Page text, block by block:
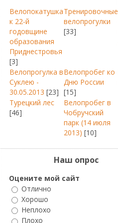
Велопокатушка
к 22-й
годовщине
образования
Приднестровья
[3]
Тренировочные
велопрогулки
[33]
Велопрогулка в
Суклею -
30.05.2013 [23]
Велопробег ко
Дню России
[15]
Турецкий лес
[46]
Велопробег в
Чобручский
парк (14 июля
2013) [10]
Наш опрос
Оцените мой сайт
Отлично
Хорошо
Неплохо
Плохо